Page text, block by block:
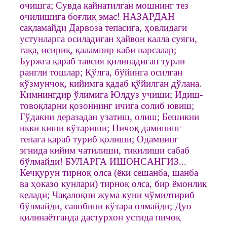
очишга; Сувда қайнатилган мошнинг тез
очилишига боғлиқ эмас! НАЗАРДАН
сақламайди Дарвоза тепасига, ҳовлидаги
устунларга осиладиган ҳайвон калла суяги,
тақа, исириқ, қалампир каби нарсалар;
Буржга қараб тавсия қилинадиган турли
рангли тошлар; Қўлга, бўйинга осилган
кўзмунчоқ, кийимга қадаб қўйилган дўлана.
Кимнингдир ўлимига Юлдуз учиши; Идиш-
товоқларни қозоннинг ичига солиб ювиш;
Гўдакни деразадан узатиш, олиш; Бешикни
икки киши кўтариши; Пичоқ дамининг
тепага қараб туриб қолиши; Одамнинг
эгнида кийим чатилиши, тикилиши сабаб
бўлмайди! БУЛАРГА ИШОНCАНГИЗ...
Кечқурун тирноқ олса (ёки сешанба, шанба
ва ҳоказо кунлари) тирноқ олса, бир ёмонлик
келади; Чақалоқни жума куни чўмилтириб
бўлмайди, савобини кўтара олмайди; Дуо
қилинаётганда дастурхон устида пичоқ